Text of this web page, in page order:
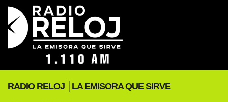
RADIO RELOJ │LA EMISORA QUE SIRVE